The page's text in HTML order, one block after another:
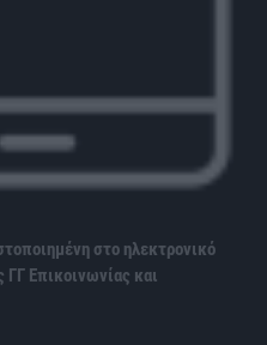
στο ηλεκτρονικό
Επικοινωνίας και